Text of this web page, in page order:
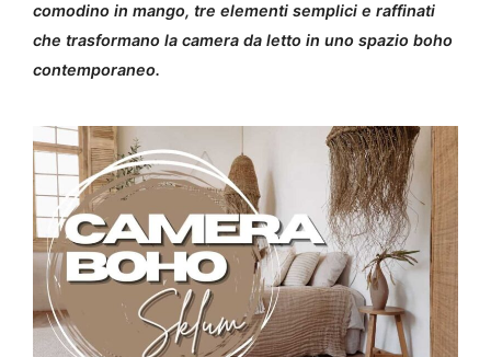
comodino in mango, tre elementi semplici e raffinati
che trasformano la camera da letto in uno spazio boho
contemporaneo.